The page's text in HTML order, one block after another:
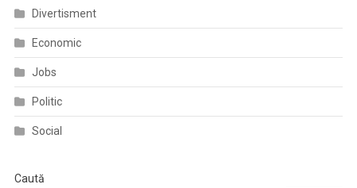
Divertisment
Economic
Jobs
Politic
Social
Caută